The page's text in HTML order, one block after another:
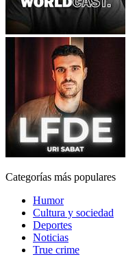
Categorías más populares
Humor
Cultura y sociedad
Deportes
Noticias
True crime